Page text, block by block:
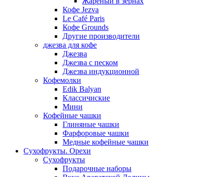
Кофе Jezva
Le Café Paris
Кофе Grounds
Другие производители
джезва для кофе
Джезва
Джезва с песком
Джезва индукционной
Кофемолки
Edik Balyan
Классичиские
Мини
Кофейные чашки
Глиняные чашки
Фарфоровые чашки
Медные кофейные чашки
Сухофрукты. Орехи
Сухофрукты
Подарочные наборы